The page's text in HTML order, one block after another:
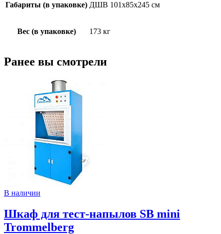
Габариты (в упаковке) ДШВ 101х85х245 см
Вес (в упаковке) 173 кг
Ранее вы смотрели
В наличии
Шкаф для тест-напылов SB mini
Trommelberg